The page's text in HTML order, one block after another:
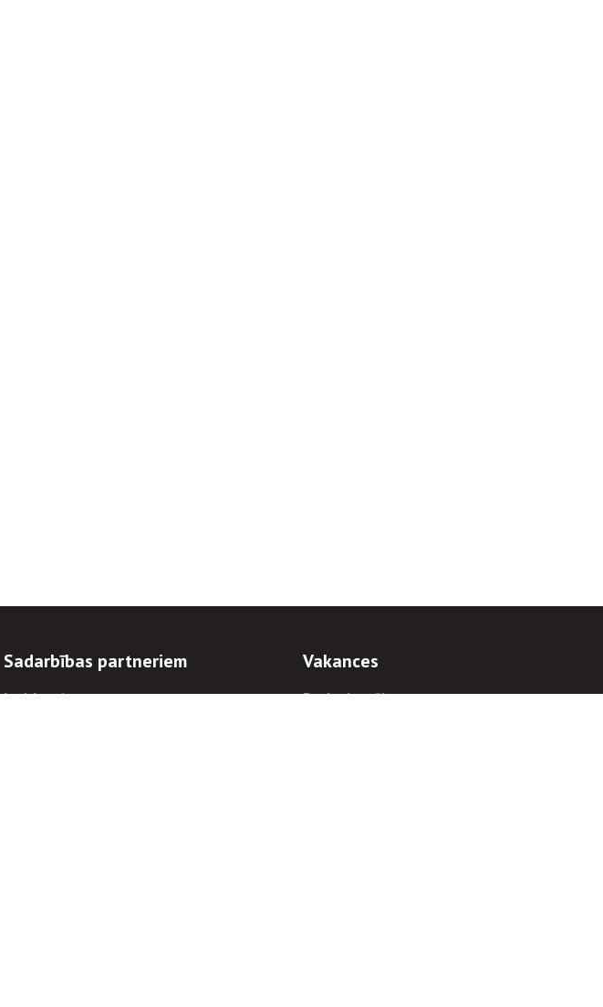
Sadarbības partneriem
Iepirkumi
Vakances
Darba iespējas